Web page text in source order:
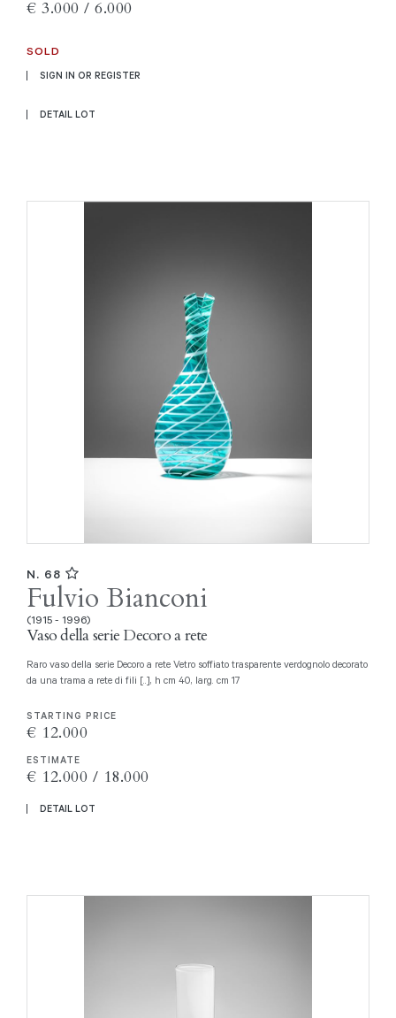
€ 3.000 / 6.000
SOLD
SIGN IN OR REGISTER
DETAIL LOT
N. 68
Fulvio Bianconi
(1915 - 1996)
Vaso della serie Decoro a rete
Raro vaso della serie Decoro a rete Vetro soffiato trasparente verdognolo decorato
da una trama a rete di fili [..], h cm 40, larg. cm 17
STARTING PRICE
€ 12.000
ESTIMATE
€ 12.000 / 18.000
DETAIL LOT